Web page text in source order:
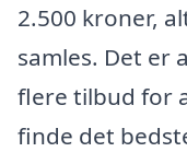
2.500 kroner,
samles. Det er
flere tilbud for
finde det